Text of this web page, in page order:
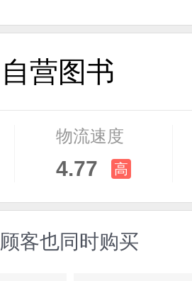
营图书
物流速度
4.77 高
客也同时购买